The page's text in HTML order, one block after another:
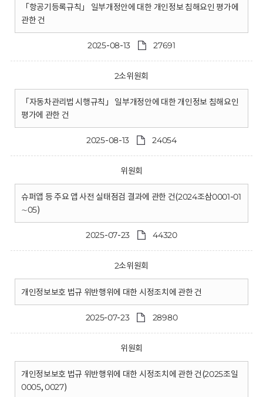
「항공기등록규칙」 일부개정안에 대한 개인정보 침해요인 평가에
관한 건
2025-08-13 27691
2소위원회
「자동차관리법 시행규칙」 일부개정안에 대한 개인정보 침해요인
평가에 관한 건
2025-08-13 24054
위원회
슈퍼앱 등 주요 앱 사전 실태점검 결과에 관한 건(2024조삼0001-01
∼05)
2025-07-23 44320
2소위원회
개인정보보호 법규 위반행위에 대한 시정조치에 관한 건
2025-07-23 28980
위원회
개인정보보호 법규 위반행위에 대한 시정조치에 관한 건(2025조일
0005, 0027)